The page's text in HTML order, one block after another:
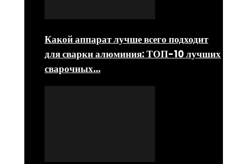
Какой аппарат лучше всего подходит
для сварки алюминия: ТОП-10 лучших
сварочных…